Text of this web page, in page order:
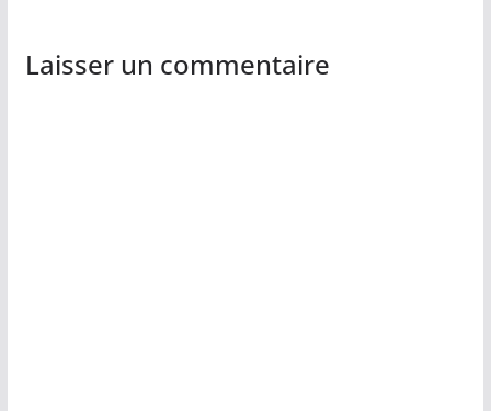
Laisser un commentaire